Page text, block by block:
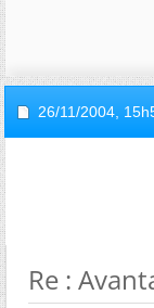
26/11/2004,
Re :